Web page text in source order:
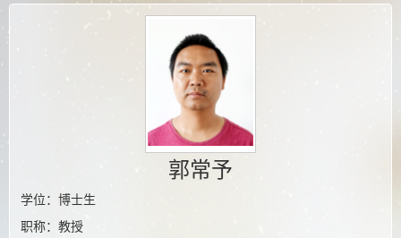
郭常予
学位：博士生
职称：教授